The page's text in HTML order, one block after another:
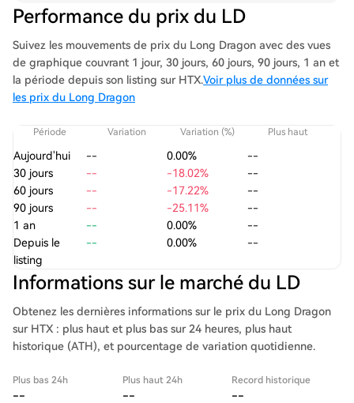
Performance du prix du LD
Suivez les mouvements de prix du Long Dragon avec des vues
de graphique couvrant 1 jour, 30 jours, 60 jours, 90 jours, 1 an et
la période depuis son listing sur HTX.Voir plus de données sur
les prix du Long Dragon
Période Variation Variation (%) Plus haut
Aujourd'hui -- 0.00%
--
30 jours
-- -18.02%
--
60 jours
-- -17.22%
--
90 jours
-- -25.11%
--
1 an
-- 0.00%
--
Depuis le
listing
-- 0.00% --
Informations sur le marché du LD
Obtenez les dernières informations sur le prix du Long Dragon
sur HTX : plus haut et plus bas sur 24 heures, plus haut
historique (ATH), et pourcentage de variation quotidienne.
Plus bas 24h
--
Plus haut 24h
--
Record historique
--